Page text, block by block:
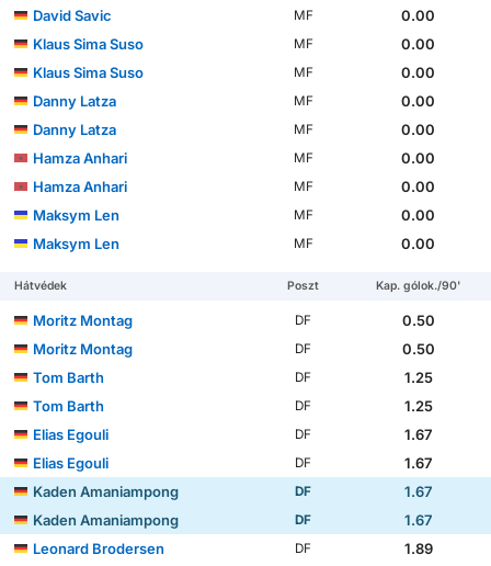
David Savic
MF
0.00
Klaus Sima Suso
MF
0.00
Klaus Sima Suso
MF
0.00
Danny Latza
MF
0.00
Danny Latza
MF
0.00
Hamza Anhari
MF
0.00
Hamza Anhari
MF
0.00
Maksym Len
MF
0.00
Maksym Len
MF 0.00
Hátvédek Poszt Kap. gólok./90'
Moritz Montag DF
0.50
Moritz Montag
DF
0.50
Tom Barth
DF
1.25
Tom Barth
DF
1.25
Elias Egouli
DF
1.67
Elias Egouli
DF
1.67
Kaden Amaniampong
DF
1.67
Kaden Amaniampong
DF
1.67
Leonard Brodersen
DF
1.89